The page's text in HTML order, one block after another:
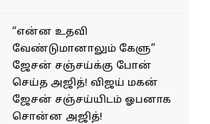
“என்ன உதவி
வேண்டுமானாலும் கேளு”
ஜேசன் சஞ்சய்க்கு போன்
செய்த அஜித்! விஜய் மகன்
ஜேசன் சஞ்சய்யிடம் ஓபனாக
சொன்ன அஜித்!